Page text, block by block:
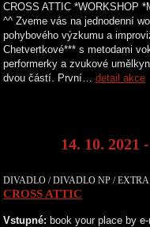
CROSS ATTIC *WORKSHOP
^^ Zveme vás na jednodenní
pohybového výzkumu a
Chetvertkové*** s metodami
performerky a zvukové
dvou částí. První… detail akce
14. 10. 2021
DIVADLO / DIVADLO NP /
CROSS ATTIC
Vstupné: book your place by